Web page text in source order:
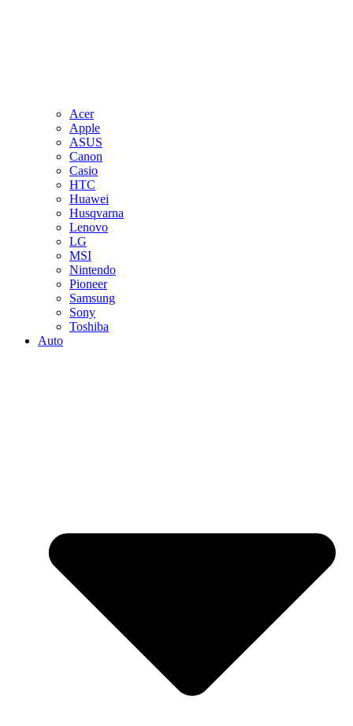
Acer
Apple
ASUS
Canon
Casio
HTC
Huawei
Husqvarna
Lenovo
LG
MSI
Nintendo
Pioneer
Samsung
Sony
Toshiba
Auto